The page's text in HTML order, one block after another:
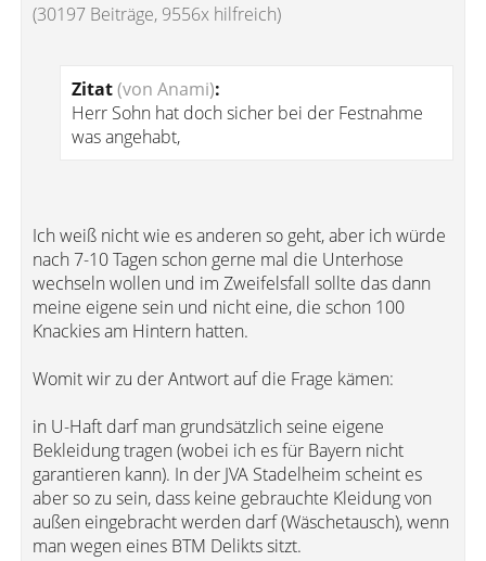
(30197 Beiträge, 9556x hilfreich)
Zitat(von Anami):
Herr Sohn hat doch sicher bei der Festnahme
was angehabt,
Ich weiß nicht wie es anderen so geht, aber ich würde
nach 7-10 Tagen schon gerne mal die Unterhose
wechseln wollen und im Zweifelsfall sollte das dann
meine eigene sein und nicht eine, die schon 100
Knackies am Hintern hatten.
Womit wir zu der Antwort auf die Frage kämen:
in U-Haft darf man grundsätzlich seine eigene
Bekleidung tragen (wobei ich es für Bayern nicht
garantieren kann). In der JVA Stadelheim scheint es
aber so zu sein, dass keine gebrauchte Kleidung von
außen eingebracht werden darf (Wäschetausch), wenn
man wegen eines BTM Delikts sitzt.